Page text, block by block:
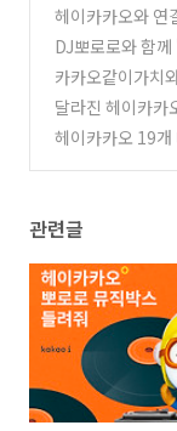
헤이카카오와 연
ini Link 전격 공
DJ뽀로로와 함
카카오같이가치
(0)
달라진 헤이카카
(0)
헤이카카오 19개
관련글